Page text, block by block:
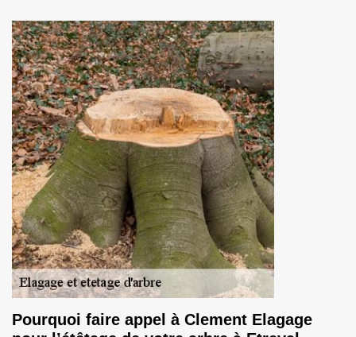
Pourquoi faire appel à Clement Elagage